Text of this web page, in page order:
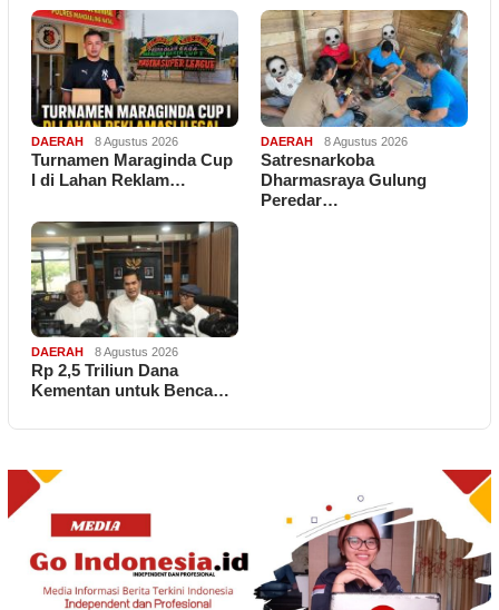
DAERAH 8 Agustus 2026
Turnamen Maraginda Cup
I di Lahan Reklam…
DAERAH 8 Agustus 2026
Satresnarkoba
Dharmasraya Gulung
Peredar…
DAERAH 8 Agustus 2026
Rp 2,5 Triliun Dana
Kementan untuk Benca…